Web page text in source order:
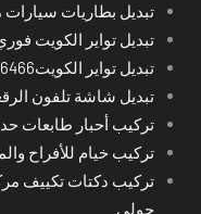
تبديل بطاريات سيارات
تبديل تواير الكويت
تبديل تواير الكويت50996466
تبديل شاشة تلفون
تركيب أحبار طابعات
تركيب خيام للأفراح
تركيب دكتات تكييف
حولي